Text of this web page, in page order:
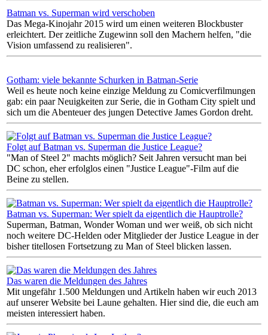
Batman vs. Superman wird verschoben
Das Mega-Kinojahr 2015 wird um einen weiteren Blockbuster
erleichtert. Der zeitliche Zugewinn soll den Machern helfen, "die
Vision umfassend zu realisieren".
Gotham: viele bekannte Schurken in Batman-Serie
Weil es heute noch keine einzige Meldung zu Comicverfilmungen
gab: ein paar Neuigkeiten zur Serie, die in Gotham City spielt und
sich um die Abenteuer des jungen Detective James Gordon dreht.
Folgt auf Batman vs. Superman die Justice League?
"Man of Steel 2" machts möglich? Seit Jahren versucht man bei
DC schon, eher erfolglos einen "Justice League"-Film auf die
Beine zu stellen.
Batman vs. Superman: Wer spielt da eigentlich die Hauptrolle?
Superman, Batman, Wonder Woman und wer weiß, ob sich nicht
noch weitere DC-Helden oder Mitglieder der Justice League in der
bisher titellosen Fortsetzung zu Man of Steel blicken lassen.
Das waren die Meldungen des Jahres
Mit ungefähr 1.500 Meldungen und Artikeln haben wir euch 2013
auf unserer Website bei Laune gehalten. Hier sind die, die euch am
meisten interessiert haben.